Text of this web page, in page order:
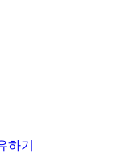
하기